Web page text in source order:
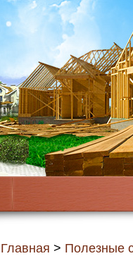
Главная > Полезные